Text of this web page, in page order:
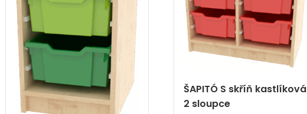
ŠAPITÓ S skříň kastlíková
2 sloupce